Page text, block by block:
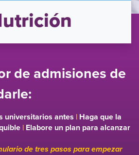
de admisiones de
universitarios antes | Haga que la
| Elabore un plan para alcanzar
de tres pasos para empezar